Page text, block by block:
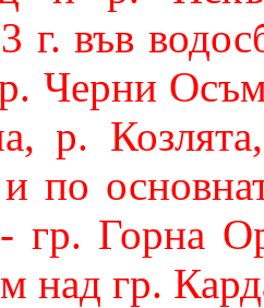
г. във
Черни
р.
по
гр. Горна
над гр.